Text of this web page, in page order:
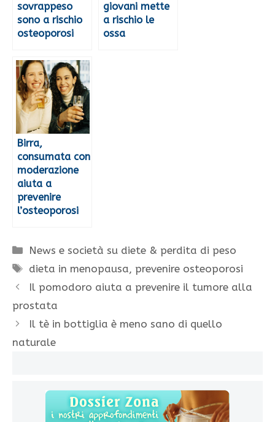
sovrappeso
sono a rischio
osteoporosi
giovani mette
a rischio le
ossa
Birra,
consumata con
moderazione
aiuta a
prevenire
l’osteoporosi
Categorie
News e società su diete & perdita di peso
Tag
dieta in menopausa, prevenire osteoporosi
Il pomodoro aiuta a prevenire il tumore alla
prostata
Il tè in bottiglia è meno sano di quello
naturale